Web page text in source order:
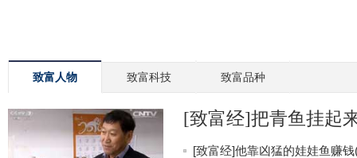
致富人物 致富科技 致富品种
[致富经]把青鱼挂起
[致富经]他靠凶猛的娃娃鱼赚钱